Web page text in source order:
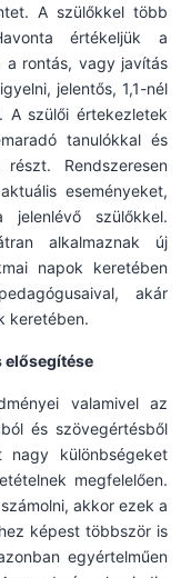
A szülőkkel több
értékeljük a
a rontás, vagy javítás
jelentős, 1,1-nél
A szülői értekezletek
tanulókkal és
Rendszeresen
eseményeket,
szülőkkel.
alkalmaznak új
napok keretében
akár
keretében.
elősegítése
valamivel az
és szövegértésből
különbségeket
megfelelően.
akkor ezek a
képest többször is
egyértelműen